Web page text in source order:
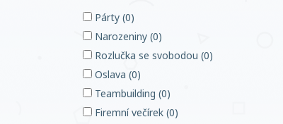
Párty (0)
Narozeniny (0)
Rozlučka se svobodou (0)
Oslava (0)
Teambuilding (0)
Firemní večírek (0)